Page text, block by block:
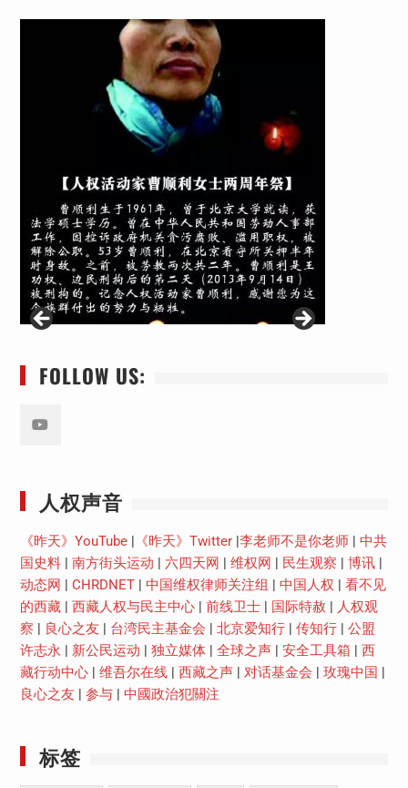
FOLLOW US:
人权声音
《昨天》YouTube| 《昨天》Twitter|李老师不是你老师| 中共
国史料| 南方街头运动 | 六四天网 | 维权网 | 民生观察 | 博讯|
动态网 | CHRDNET| 中国维权律师关注组 | 中国人权 | 看不见
的西藏| 西藏人权与民主中心| 前线卫士| 国际特赦 | 人权观
察 | 良心之友 | 台湾民主基金会 | 北京爱知行| 传知行| 公盟
许志永 | 新公民运动 | 独立媒体| 全球之声| 安全工具箱 | 西
藏行动中心| 维吾尔在线| 西藏之声| 对话基金会 | 玫瑰中国 |
良心之友 | 参与| 中國政治犯關注
标签